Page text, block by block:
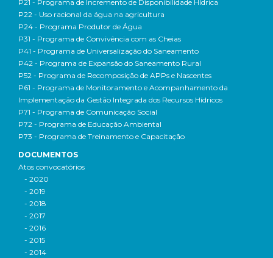
P21 - Programa de Incremento de Disponibilidade Hídrica
P22 - Uso racional da água na agricultura
P24 - Programa Produtor de Água
P31 - Programa de Convivência com as Cheias
P41 - Programa de Universalização do Saneamento
P42 - Programa de Expansão do Saneamento Rural
P52 - Programa de Recomposição de APPs e Nascentes
P61 - Programa de Monitoramento e Acompanhamento da
Implementação da Gestão Integrada dos Recursos Hídricos
P71 - Programa de Comunicação Social
P72 - Programa de Educação Ambiental
P73 - Programa de Treinamento e Capacitação
DOCUMENTOS
Atos convocatórios
- 2020
- 2019
- 2018
- 2017
- 2016
- 2015
- 2014